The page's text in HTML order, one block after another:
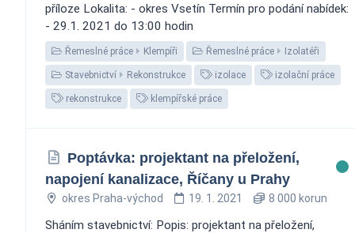
příloze Lokalita: - okres Vsetín Termín pro podání nabídek:
- 29.1. 2021 do 13:00 hodin
Řemeslné práce Klempíři Řemeslné práce Izolatéři
Stavebnictví Rekonstrukce izolace izolační práce
rekonstrukce klempířské práce
Poptávka: projektant na přeložení,
napojení kanalizace, Říčany u Prahy
okres Praha-východ 19. 1. 2021 8 000 korun
Sháním stavebnictví: Popis: projektant na přeložení,